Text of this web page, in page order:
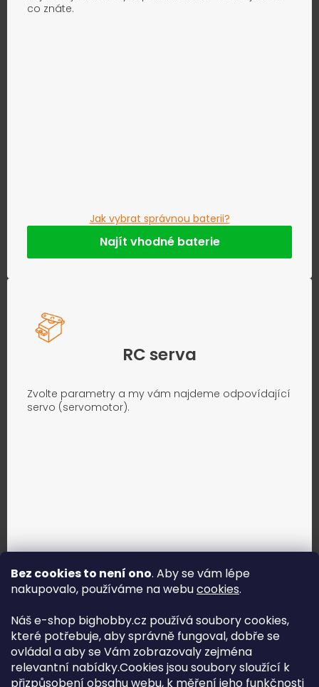
Bez cookies to není ono. Aby se vám lépe
nakupovalo, používáme na webucookies.
Náš e-shop bighobby.cz používá soubory cookies,
které potřebuje, aby správně fungoval, dobře se
ovládal a aby se Vám zobrazovaly zejména
relevantní nabídky.Cookies jsou soubory sloužící k
přizpůsobení obsahu webu, k měření jeho funkčnosti
co znáte.
Jak vybrat správnou baterii?
Najít vhodné baterie
RC serva
Zvolte parametry a my vám najdeme odpovídající
servo (servomotor).
Jak vybrat správné servo?
Najít správné servo